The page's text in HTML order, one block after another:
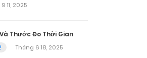
11, 2025
Thước Đo Thời Gian
Tháng 6 18, 2025